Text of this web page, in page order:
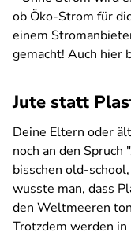
ob Öko-Strom für
einem
gemacht! Auch hier
Jute statt
Deine Eltern oder
noch an den
bisschen old-
wusste man, dass
den Weltmeeren
Trotzdem werden in